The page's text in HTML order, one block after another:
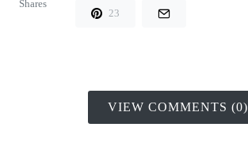
Shares
23
VIEW COMMENTS (0)